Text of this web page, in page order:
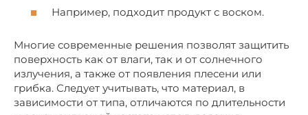
Например, подходит продукт с воском.
Многие современные решения позволят защитить
поверхность как от влаги, так и от солнечного
излучения, а также от появления плесени или
грибка. Следует учитывать, что материал, в
зависимости от типа, отличаются по длительности